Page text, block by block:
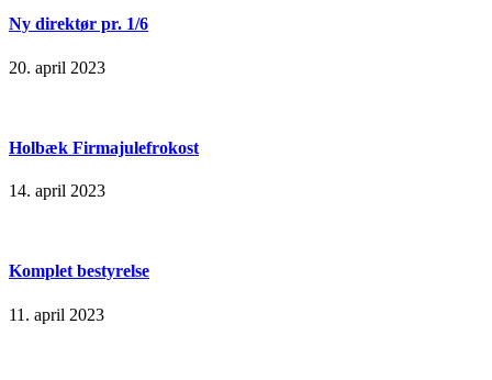
Ny direktør pr. 1/6
20. april 2023
Holbæk Firmajulefrokost
14. april 2023
Komplet bestyrelse
11. april 2023